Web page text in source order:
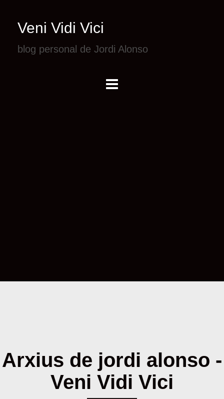
Veni Vidi Vici
blog personal de Jordi Alonso
Arxius de jordi alonso -
Veni Vidi Vici